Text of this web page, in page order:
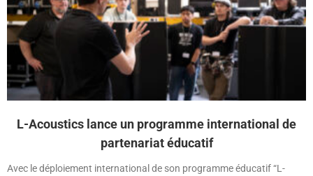
L-Acoustics lance un programme international de
partenariat éducatif
Avec le déploiement international de son programme éducatif “L-